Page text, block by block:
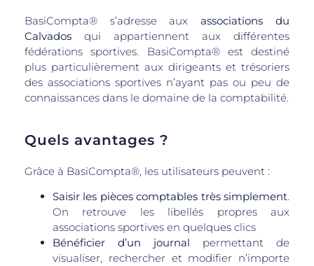
BasiCompta® s’adresse aux associations du
Calvados qui appartiennent aux différentes
fédérations sportives. BasiCompta® est destiné
plus particulièrement aux dirigeants et trésoriers
des associations sportives n’ayant pas ou peu de
connaissances dans le domaine de la comptabilité.
Quels avantages ?
Grâce à BasiCompta®, les utilisateurs peuvent :
Saisir les pièces comptables très simplement.
On retrouve les libellés propres aux
associations sportives en quelques clics
Bénéficier d’un journal permettant de
visualiser, rechercher et modifier n’importe